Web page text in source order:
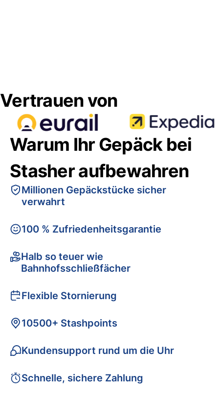
Vertrauen von
Warum Ihr Gepäck bei
Stasher aufbewahren
Millionen Gepäckstücke sicher
verwahrt
100 % Zufriedenheitsgarantie
Halb so teuer wie
Bahnhofsschließfächer
Flexible Stornierung
10500+ Stashpoints
Kundensupport rund um die Uhr
Schnelle, sichere Zahlung